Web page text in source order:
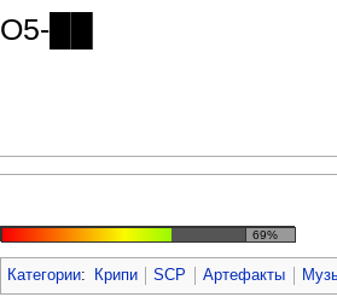
O5-██
69%
Категории: Крипи SCP Артефакты